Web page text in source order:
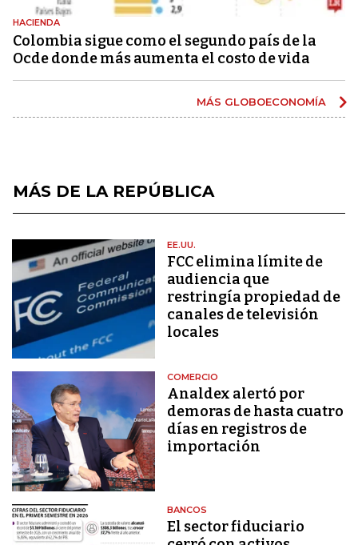
HACIENDA
Colombia sigue como el segundo país de la
Ocde donde más aumenta el costo de vida
MÁS GLOBOECONOMÍA
MÁS DE LA REPÚBLICA
EE.UU.
FCC elimina límite de
audiencia que
restringía propiedad de
canales de televisión
locales
COMERCIO
Analdex alertó por
demoras de hasta cuatro
días en registros de
importación
BANCOS
El sector fiduciario